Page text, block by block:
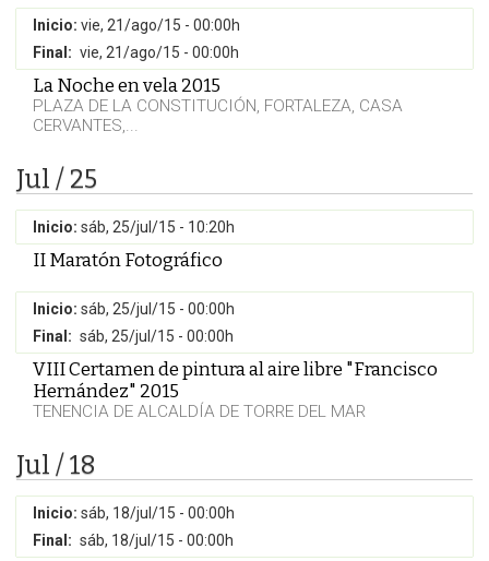
Inicio: vie, 21/ago/15 - 00:00h
Final: vie, 21/ago/15 - 00:00h
La Noche en vela 2015
PLAZA DE LA CONSTITUCIÓN, FORTALEZA, CASA
CERVANTES,...
Jul / 25
Inicio: sáb, 25/jul/15 - 10:20h
II Maratón Fotográfico
Inicio: sáb, 25/jul/15 - 00:00h
Final: sáb, 25/jul/15 - 00:00h
VIII Certamen de pintura al aire libre "Francisco
Hernández" 2015
TENENCIA DE ALCALDÍA DE TORRE DEL MAR
Jul / 18
Inicio: sáb, 18/jul/15 - 00:00h
Final: sáb, 18/jul/15 - 00:00h